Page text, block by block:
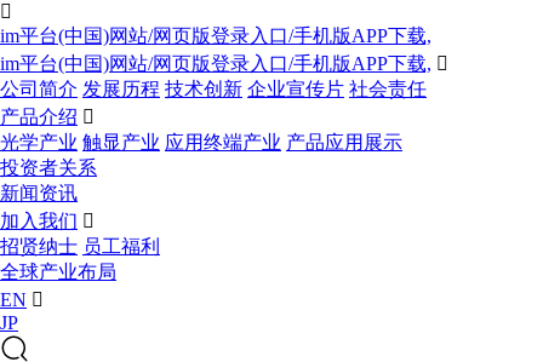

im平台(中国)网站/网页版登录入口/手机版APP下载,
im平台(中国)网站/网页版登录入口/手机版APP下载, 
公司简介 发展历程 技术创新 企业宣传片 社会责任
产品介绍 
光学产业 触显产业 应用终端产业 产品应用展示
投资者关系
新闻资讯
加入我们 
招贤纳士 员工福利
全球产业布局
EN 
JP